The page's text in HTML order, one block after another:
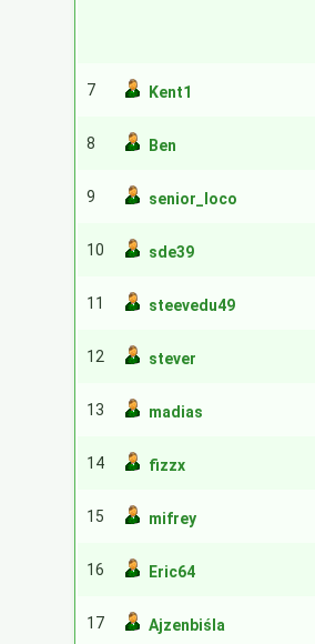
7 Kent1
8 Ben
9 senior_loco
10 sde39
11 steevedu49
12 stever
13 madias
14 fizzx
15 mifrey
16 Eric64
17 Ajzenbiśla